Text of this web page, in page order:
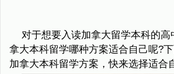
对于想要入读加拿大留学本科的高
拿大本科留学哪种方案适合自己呢?
加拿大本科留学方案，快来选择适合